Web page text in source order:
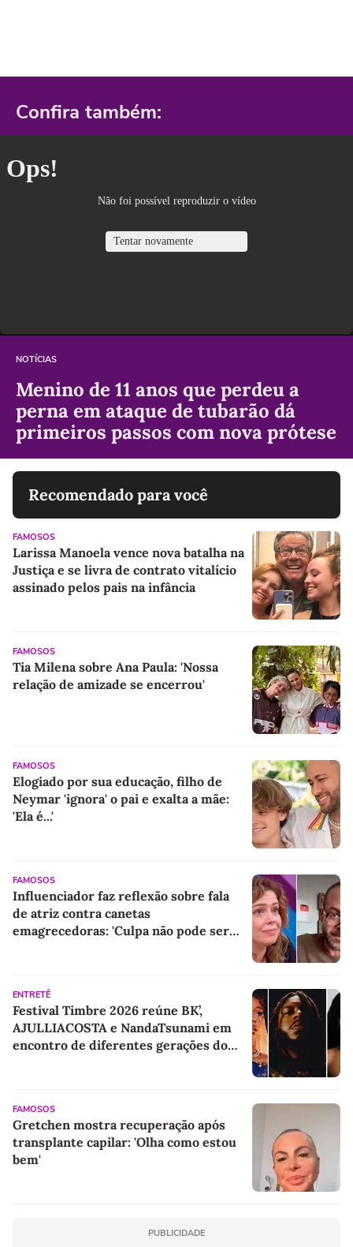
Confira também:
NOTÍCIAS
Menino de 11 anos que perdeu a
perna em ataque de tubarão dá
primeiros passos com nova prótese
Recomendado para você
FAMOSOS
Larissa Manoela vence nova batalha na
Justiça e se livra de contrato vitalício
assinado pelos pais na infância
FAMOSOS
Tia Milena sobre Ana Paula: 'Nossa
relação de amizade se encerrou'
FAMOSOS
Elogiado por sua educação, filho de
Neymar 'ignora' o pai e exalta a mãe:
'Ela é...'
FAMOSOS
Influenciador faz reflexão sobre fala
de atriz contra canetas
emagrecedoras: 'Culpa não pode ser
ENTRETÊ
Festival Timbre 2026 reúne BK’,
AJULLIACOSTA e NandaTsunami em
encontro de diferentes gerações do
FAMOSOS
Gretchen mostra recuperação após
transplante capilar: 'Olha como estou
bem'
PUBLICIDADE